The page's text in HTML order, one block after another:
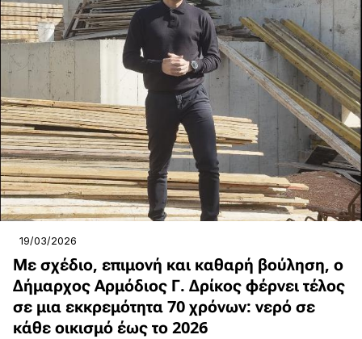
19/03/2026
Με σχέδιο, επιμονή και καθαρή βούληση, ο
Δήμαρχος Αρμόδιος Γ. Δρίκος φέρνει τέλος
σε μια εκκρεμότητα 70 χρόνων: νερό σε
κάθε οικισμό έως το 2026